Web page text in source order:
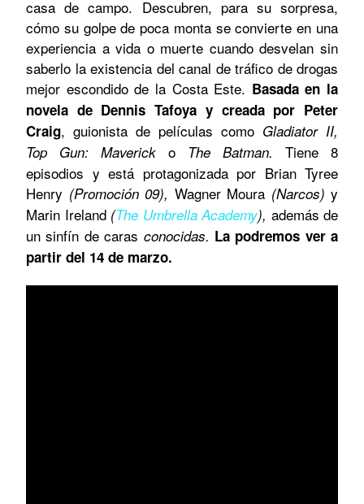
casa de campo. Descubren, para su sorpresa,
cómo su golpe de poca monta se convierte en una
experiencia a vida o muerte cuando desvelan sin
saberlo la existencia del canal de tráfico de drogas
mejor escondido de la Costa Este. Basada en la
novela de Dennis Tafoya y creada por Peter
Craig, guionista de películas como Gladiator II,
Top Gun: Maverick o The Batman. Tiene 8
episodios y está protagonizada por Brian Tyree
Henry (Promoción 09), Wagner Moura (Narcos) y
Marin Ireland (The Umbrella Academy), además de
un sinfín de caras conocidas. La podremos ver a
partir del 14 de marzo.